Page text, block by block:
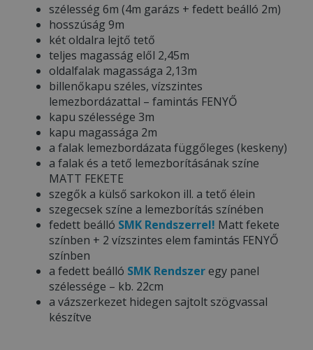
szélesség 6m (4m garázs + fedett beálló 2m)
hosszúság 9m
két oldalra lejtő tető
teljes magasság elől 2,45m
oldalfalak magassága 2,13m
billenőkapu széles, vízszintes
lemezbordázattal – famintás FENYŐ
kapu szélessége 3m
kapu magassága 2m
a falak lemezbordázata függőleges (keskeny)
a falak és a tető lemezborításának színe
MATT FEKETE
szegők a külső sarkokon ill. a tető élein
szegecsek színe a lemezborítás színében
fedett beálló SMK Rendszerrel! Matt fekete
színben + 2 vízszintes elem famintás FENYŐ
színben
a fedett beálló SMK Rendszeregy panel
szélessége – kb. 22cm
a vázszerkezet hidegen sajtolt szögvassal
készítve